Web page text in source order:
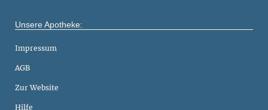
Unsere Apotheke:
Impressum
AGB
Zur Website
Hilfe